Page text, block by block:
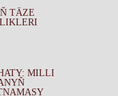
TÄZE
MILLI